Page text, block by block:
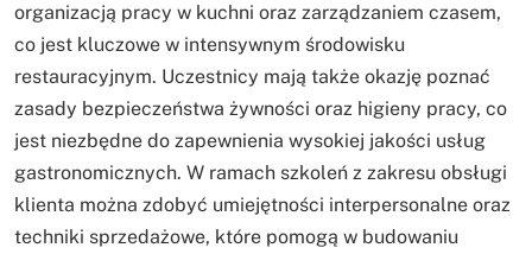
organizacją pracy w kuchni oraz zarządzaniem czasem,
co jest kluczowe w intensywnym środowisku
restauracyjnym. Uczestnicy mają także okazję poznać
zasady bezpieczeństwa żywności oraz higieny pracy, co
jest niezbędne do zapewnienia wysokiej jakości usług
gastronomicznych. W ramach szkoleń z zakresu obsługi
klienta można zdobyć umiejętności interpersonalne oraz
techniki sprzedażowe, które pomogą w budowaniu